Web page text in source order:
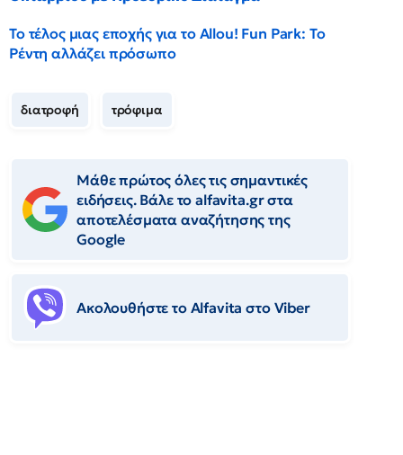
Το τέλος μιας εποχής για το Allou! Fun Park: Το
Ρέντη αλλάζει πρόσωπο
διατροφή τρόφιμα
Μάθε πρώτος όλες τις σημαντικές
ειδήσεις. Βάλε το alfavita.gr στα
αποτελέσματα αναζήτησης της
Google
Ακολουθήστε το Αlfavita στο Viber